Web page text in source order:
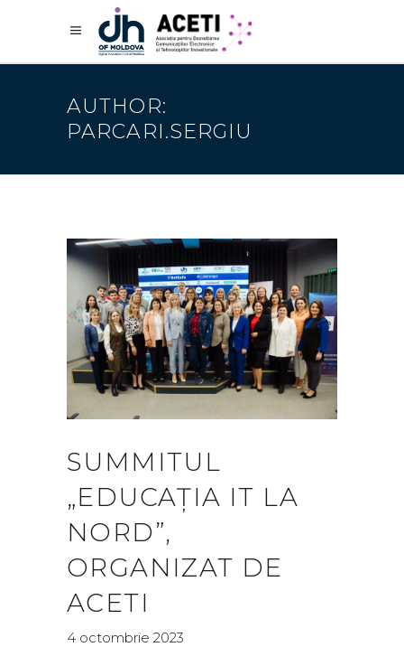
AUTHOR:
PARCARI.SERGIU
SUMMITUL
„EDUCAȚIA IT LA
NORD”,
ORGANIZAT DE
ACETI
4 octombrie 2023